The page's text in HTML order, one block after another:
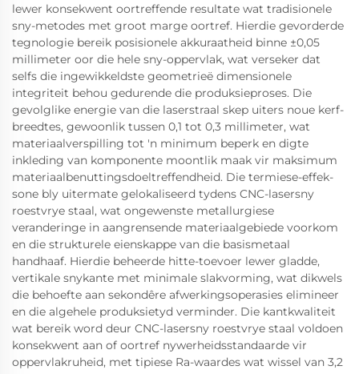
lewer konsekwent oortreffende resultate wat tradisionele
sny-metodes met groot marge oortref. Hierdie gevorderde
tegnologie bereik posisionele akkuraatheid binne ±0,05
millimeter oor die hele sny-oppervlak, wat verseker dat
selfs die ingewikkeldste geometrieë dimensionele
integriteit behou gedurende die produksieproses. Die
gevolglike energie van die laserstraal skep uiters noue kerf-
breedtes, gewoonlik tussen 0,1 tot 0,3 millimeter, wat
materiaalverspilling tot 'n minimum beperk en digte
inkleding van komponente moontlik maak vir maksimum
materiaalbenuttingsdoeltreffendheid. Die termiese-effek-
sone bly uitermate gelokaliseerd tydens CNC-lasersny
roestvrye staal, wat ongewenste metallurgiese
veranderinge in aangrensende materiaalgebiede voorkom
en die strukturele eienskappe van die basismetaal
handhaaf. Hierdie beheerde hitte-toevoer lewer gladde,
vertikale snykante met minimale slakvorming, wat dikwels
die behoefte aan sekondêre afwerkingsoperasies elimineer
en die algehele produksietyd verminder. Die kantkwaliteit
wat bereik word deur CNC-lasersny roestvrye staal voldoen
konsekwent aan of oortref nywerheidsstandaarde vir
oppervlakruheid, met tipiese Ra-waardes wat wissel van 3,2